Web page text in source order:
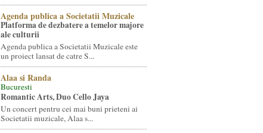
Agenda publica a Societatii Muzicale
Platforma de dezbatere a temelor majore
ale culturii
Agenda publica a Societatii Muzicale este
un proiect lansat de catre S...
Alaa si Randa
Bucuresti
Romantic Arts, Duo Cello Jaya
Un concert pentru cei mai buni prieteni ai
Societatii muzicale, Alaa s...